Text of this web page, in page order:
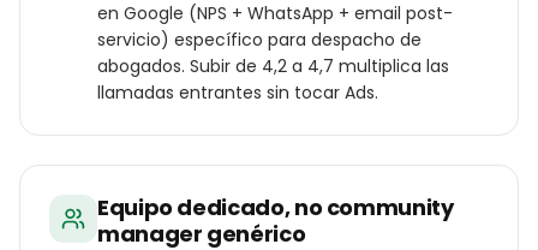
en Google (NPS + WhatsApp + email post-
servicio) específico para despacho de
abogados. Subir de 4,2 a 4,7 multiplica las
llamadas entrantes sin tocar Ads.
Equipo dedicado, no community
manager genérico